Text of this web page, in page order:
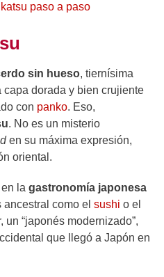
paso a paso
sin hueso, tiernísima
capa dorada y bien crujiente
con panko. Eso,
. No es un misterio
en su máxima expresión,
oriental.
la gastronomía japonesa
como el sushi o el
un “japonés modernizado”,
que llegó a Japón en